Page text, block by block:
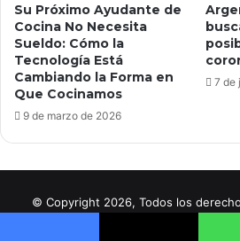
Su Próximo Ayudante de
Cocina No Necesita
Sueldo: Cómo la
Tecnología Está
Cambiando la Forma en
Que Cocinamos
9 de marzo de 2026
7 de
© Copyright 2026, Todos los